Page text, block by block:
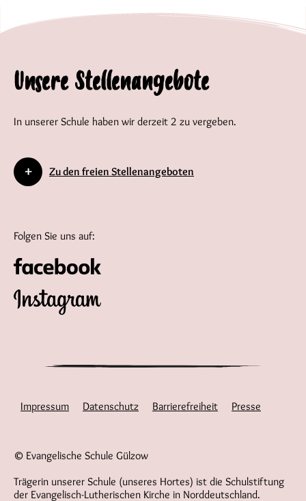
Unsere Stellenangebote
In unserer Schule haben wir derzeit 2 zu vergeben.
Zu den freien Stellenangeboten
Folgen Sie uns auf:
© Evangelische Schule Gülzow
Trägerin unserer Schule (unseres Hortes) ist die Schulstiftung
der Evangelisch-Lutherischen Kirche in Norddeutschland.
Impressum Datenschutz Barrierefreiheit Presse